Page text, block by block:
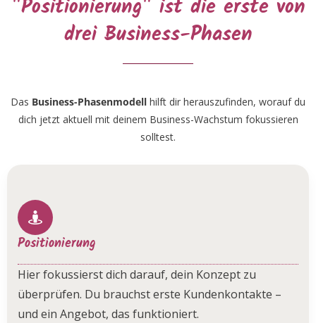
"Positionierung" ist die erste von
drei Business-Phasen
Das Business-Phasenmodell hilft dir herauszufinden, worauf du
dich jetzt aktuell mit deinem Business-Wachstum fokussieren
solltest.
Positionierung
Hier fokussierst dich darauf, dein Konzept zu
überprüfen. Du brauchst erste Kundenkontakte –
und ein Angebot, das funktioniert.